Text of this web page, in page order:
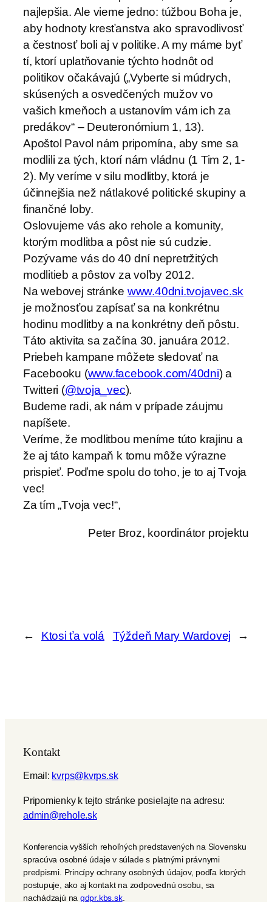
najlepšia. Ale vieme jedno: túžbou Boha je,
aby hodnoty kresťanstva ako spravodlivosť
a čestnosť boli aj v politike. A my máme byť
tí, ktorí uplatňovanie týchto hodnôt od
politikov očakávajú („Vyberte si múdrych,
skúsených a osvedčených mužov vo
vašich kmeňoch a ustanovím vám ich za
predákov“ – Deuteronómium 1, 13).
Apoštol Pavol nám pripomína, aby sme sa
modlili za tých, ktorí nám vládnu (1 Tim 2, 1-
2). My veríme v silu modlitby, ktorá je
účinnejšia než nátlakové politické skupiny a
finančné loby.
Oslovujeme vás ako rehole a komunity,
ktorým modlitba a pôst nie sú cudzie.
Pozývame vás do 40 dní nepretržitých
modlitieb a pôstov za voľby 2012.
Na webovej stránke www.40dni.tvojavec.sk
je možnosťou zapísať sa na konkrétnu
hodinu modlitby a na konkrétny deň pôstu.
Táto aktivita sa začína 30. januára 2012.
Priebeh kampane môžete sledovať na
Facebooku (www.facebook.com/40dni) a
Twitteri (@tvoja_vec).
Budeme radi, ak nám v prípade záujmu
napíšete.
Veríme, že modlitbou meníme túto krajinu a
že aj táto kampaň k tomu môže výrazne
prispieť. Poďme spolu do toho, je to aj Tvoja
vec!
Za tím „Tvoja vec!“,
Peter Broz, koordinátor projektu
← Ktosi ťa volá Týždeň Mary Wardovej →
Kontakt
Email: kvrps@kvrps.sk
Pripomienky k tejto stránke posielajte na adresu:
admin@rehole.sk
Konferencia vyšších rehoľných predstavených na Slovensku
spracúva osobné údaje v súlade s platnými právnymi
predpismi. Princípy ochrany osobných údajov, podľa ktorých
postupuje, ako aj kontakt na zodpovednú osobu, sa
nachádzajú na gdpr.kbs.sk.